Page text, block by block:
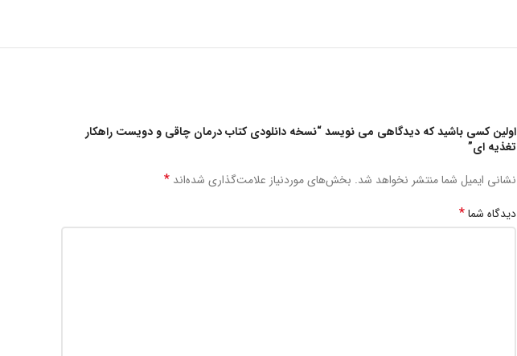
اولین کسی باشید که دیدگاهی می نویسد “نسخه دانلودی کتاب درمان چاقی و دویست راهکار
تغذیه ای”
نشانی ایمیل شما منتشر نخواهد شد. بخش‌های موردنیاز علامت‌گذاری شده‌اند *
دیدگاه شما*